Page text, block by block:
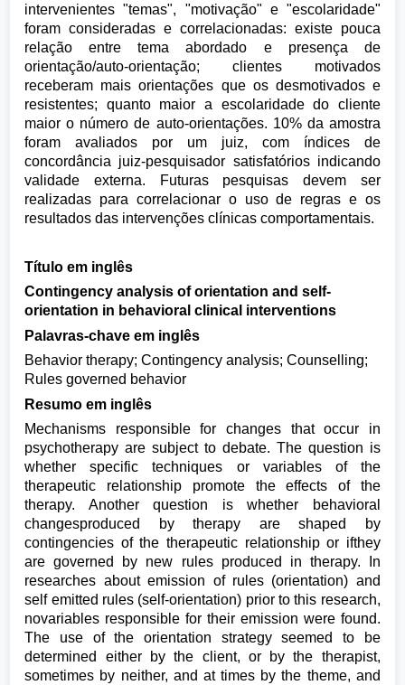
intervenientes "temas", "motivação" e "escolaridade"
foram consideradas e correlacionadas: existe pouca
relação entre tema abordado e presença de
orientação/auto-orientação; clientes motivados
receberam mais orientações que os desmotivados e
resistentes; quanto maior a escolaridade do cliente
maior o número de auto-orientações. 10% da amostra
foram avaliados por um juiz, com índices de
concordância juiz-pesquisador satisfatórios indicando
validade externa. Futuras pesquisas devem ser
realizadas para correlacionar o uso de regras e os
resultados das intervenções clínicas comportamentais.
Título em inglês
Contingency analysis of orientation and self-
orientation in behavioral clinical interventions
Palavras-chave em inglês
Behavior therapy; Contingency analysis; Counselling;
Rules governed behavior
Resumo em inglês
Mechanisms responsible for changes that occur in
psychotherapy are subject to debate. The question is
whether specific techniques or variables of the
therapeutic relationship promote the effects of the
therapy. Another question is whether behavioral
changesproduced by therapy are shaped by
contingencies of the therapeutic relationship or ifthey
are governed by new rules produced in therapy. In
researches about emission of rules (orientation) and
self emitted rules (self-orientation) prior to this research,
novariables responsible for their emission were found.
The use of the orientation strategy seemed to be
determined either by the client, or by the therapist,
sometimes by neither, and at times by the theme, and